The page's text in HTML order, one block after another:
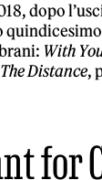
dopo
With
The Distance,
for